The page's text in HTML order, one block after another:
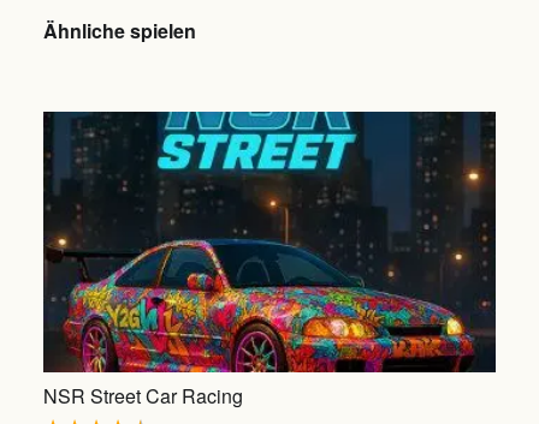
Ähnliche spielen
NSR Street Car Racing